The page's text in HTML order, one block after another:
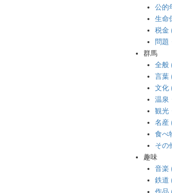
公的
生命
税金
問題
群馬
全般
言葉
文化
温泉
観光
名産
食べ
その
趣味
音楽
鉄道